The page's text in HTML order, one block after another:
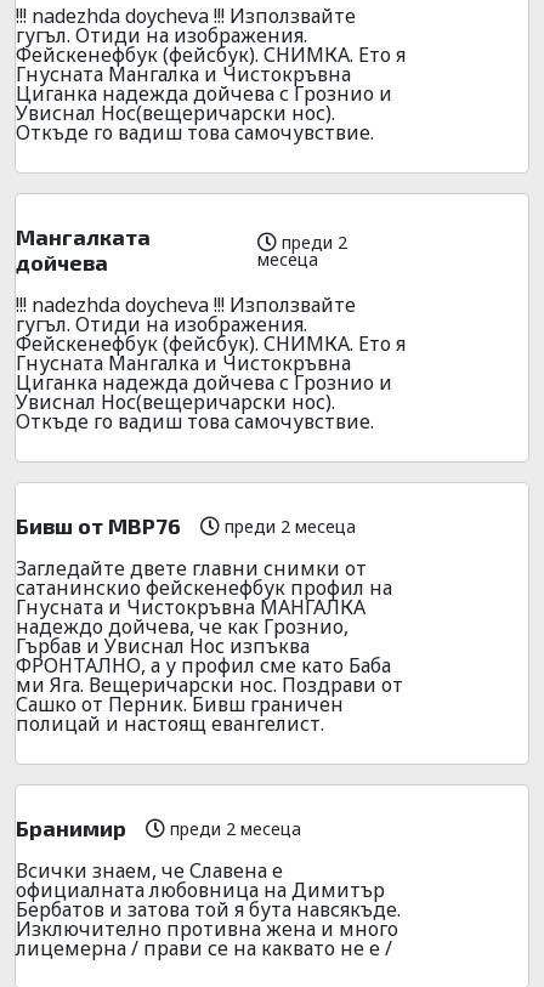
!!! nadezhda doycheva !!! Използвайте
гугъл. Отиди на изображения.
Фейскенефбук (фейсбук). СНИМКА. Ето я
Гнусната Мангалка и Чистокръвна
Циганка надежда дойчева с Грознио и
Увиснал Нос(вещеричарски нос).
Откъде го вадиш това самочувствие.
Мангалката
дойчева
преди 2
месеца
!!! nadezhda doycheva !!! Използвайте
гугъл. Отиди на изображения.
Фейскенефбук (фейсбук). СНИМКА. Ето я
Гнусната Мангалка и Чистокръвна
Циганка надежда дойчева с Грознио и
Увиснал Нос(вещеричарски нос).
Откъде го вадиш това самочувствие.
Бивш от МВР76 преди 2 месеца
Загледайте двете главни снимки от
сатанинскио фейскенефбук профил на
Гнусната и Чистокръвна МАНГАЛКА
надеждо дойчева, че как Грознио,
Гърбав и Увиснал Нос изпъква
ФРОНТАЛНО, а у профил сме като Баба
ми Яга. Вещеричарски нос. Поздрави от
Сашко от Перник. Бивш граничен
полицай и настоящ евангелист.
Бранимир преди 2 месеца
Всички знаем, че Славена е
официалната любовница на Димитър
Бербатов и затова той я бута навсякъде.
Изключително противна жена и много
лицемерна / прави се на каквато не е /